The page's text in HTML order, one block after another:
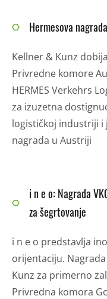
Hermesova
Kellner & Kunz
Privredne komore
HERMES Verkehrs
za izuzetna
logističkoj industriji i
nagrada u Austriji
i n e o: Nagrada
za šegrtovanje
i n e o predstavlja
orijentaciju.
Kunz za primerno
Privredna komora